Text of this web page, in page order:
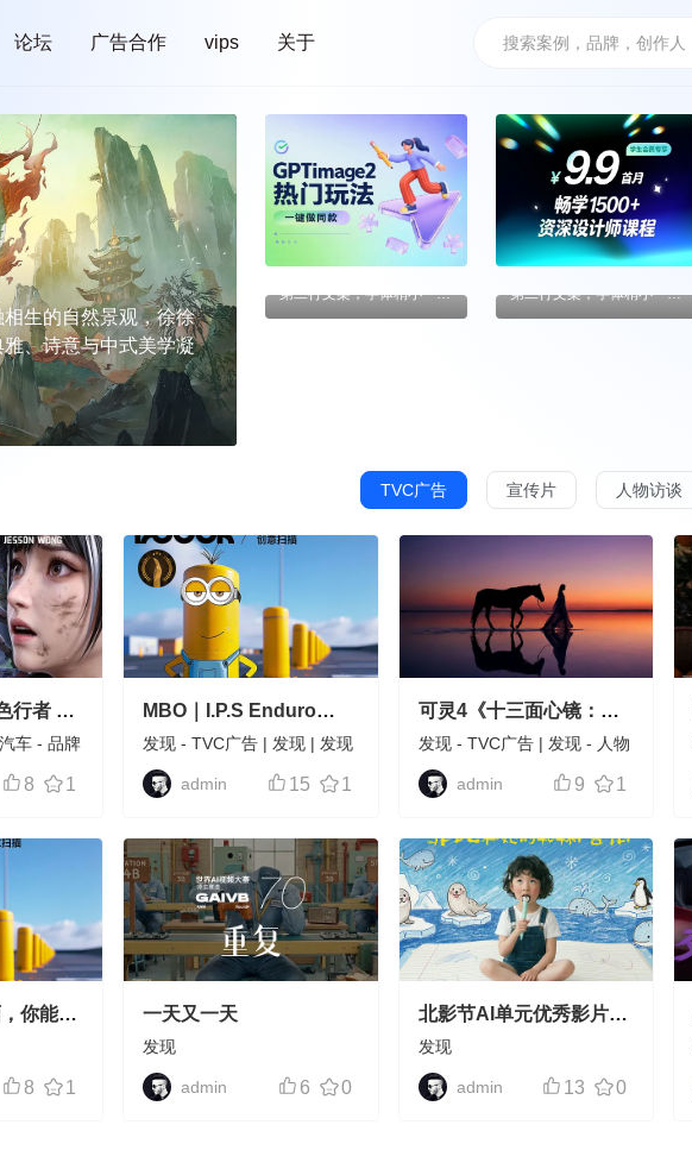
论坛 广告合作 vips 关于
。大地，赋予木力量，雨
接。
生的自然景观，徐徐
、诗意与中式美学凝
赋予木力量，雨
自然景观，徐徐
意与中式美学凝
第一行文案，字体稍
大一点
第二行文案，字体稍小一点（支持html，注意代码规范）
第一行文案，字体稍
大一点
第二行文案，字体稍小一点（支持html，注意代码规范）
TVC广告 宣传片 人物访谈
行者 —
汽车 -品牌
8 1
MBO｜I.P.S Enduro
Tech Bib Shorts CG 骑
行裤
发现 -TVC广告 | 发现 | 发现
-TVC广告
admin
15 1
可灵4《十三面心镜：与
万物温柔相见的自己》
发现- TVC广告| 发现- 人物
访谈
admin
9 1
你能认
8 1
一天又一天
发现
admin 6 0
北影节AI单元优秀影片奖
｜《菲比和她的404种害
怕》
发现
admin 13 0